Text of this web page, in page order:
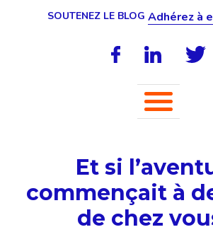
SOUTENEZ LE BLOG Adhérez à
Et si
commençait à
de chez